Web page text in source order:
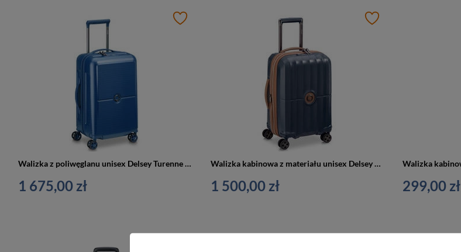
Walizka z poliwęglanu unisex Delsey Turenne kabinowa 55 cm granatowa
1 675,00 zł
Walizka kabinowa z materiału unisex Delsey ST Tropez na 4 kółkach 55 cm granatowa
1 500,00 zł 299,00 zł